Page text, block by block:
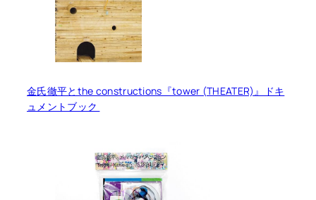
金氏徹平とthe constructions『tower (THEATER)』ドキ
ュメントブック